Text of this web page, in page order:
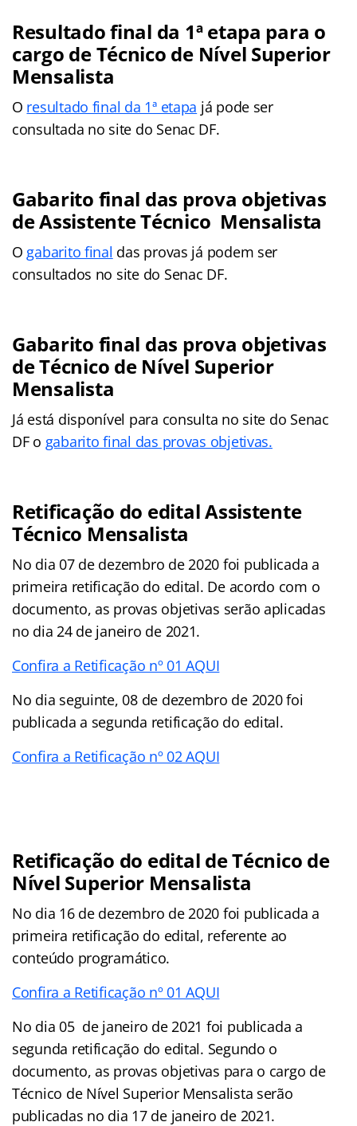
Resultado final da 1ª etapa para o
cargo de Técnico de Nível Superior
Mensalista
O resultado final da 1ª etapa já pode ser
consultada no site do Senac DF.
Gabarito final das prova objetivas
de Assistente Técnico Mensalista
O gabarito final das provas já podem ser
consultados no site do Senac DF.
Gabarito final das prova objetivas
de Técnico de Nível Superior
Mensalista
Já está disponível para consulta no site do Senac
DF o gabarito final das provas objetivas.
Retificação do edital Assistente
Técnico Mensalista
No dia 07 de dezembro de 2020 foi publicada a
primeira retificação do edital. De acordo com o
documento, as provas objetivas serão aplicadas
no dia 24 de janeiro de 2021.
Confira a Retificação nº 01 AQUI
No dia seguinte, 08 de dezembro de 2020 foi
publicada a segunda retificação do edital.
Confira a Retificação nº 02 AQUI
Retificação do edital de Técnico de
Nível Superior Mensalista
No dia 16 de dezembro de 2020 foi publicada a
primeira retificação do edital, referente ao
conteúdo programático.
Confira a Retificação nº 01 AQUI
No dia 05 de janeiro de 2021 foi publicada a
segunda retificação do edital. Segundo o
documento, as provas objetivas para o cargo de
Técnico de Nível Superior Mensalista serão
publicadas no dia 17 de janeiro de 2021.